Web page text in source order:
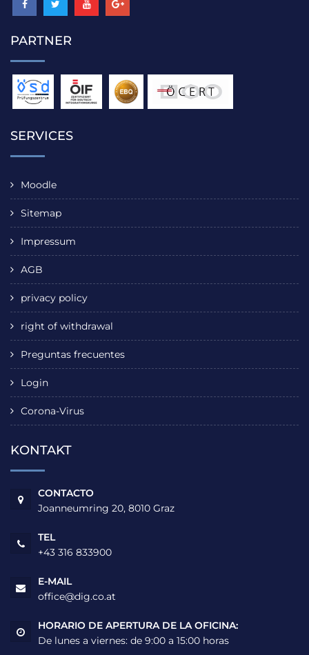
PARTNER
SERVICES
Moodle
Sitemap
Impressum
AGB
privacy policy
right of withdrawal
Preguntas frecuentes
Login
Corona-Virus
KONTAKT
CONTACTO
Joanneumring 20, 8010 Graz
TEL
+43 316 833900
E-MAIL
office@dig.co.at
HORARIO DE APERTURA DE LA OFICINA:
De lunes a viernes: de 9:00 a 15:00 horas